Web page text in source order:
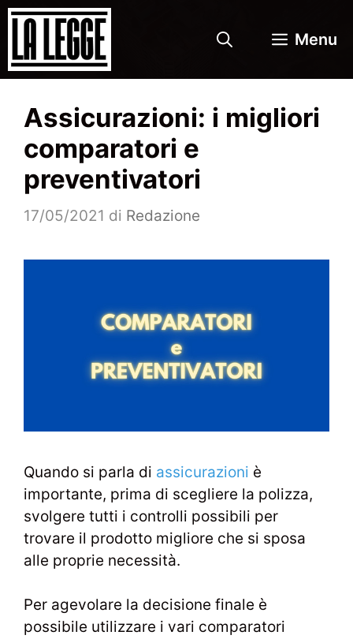
Vai
contenuto
Menu
Assicurazioni: i migliori
comparatori e
preventivatori
17/05/2021 di Redazione
Quando si parla di assicurazioni è
importante, prima di scegliere la polizza,
svolgere tutti i controlli possibili per
trovare il prodotto migliore che si sposa
alle proprie necessità.
Per agevolare la decisione finale è
possibile utilizzare i vari comparatori